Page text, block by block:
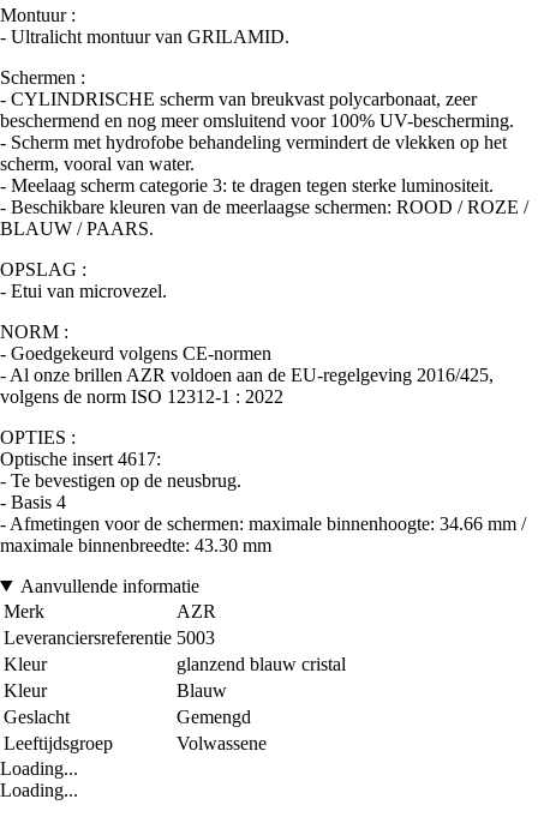
Montuur :
- Ultralicht montuur van GRILAMID.
Schermen :
- CYLINDRISCHE scherm van breukvast polycarbonaat, zeer
beschermend en nog meer omsluitend voor 100% UV-bescherming.
- Scherm met hydrofobe behandeling vermindert de vlekken op het
scherm, vooral van water.
- Meelaag scherm categorie 3: te dragen tegen sterke luminositeit.
- Beschikbare kleuren van de meerlaagse schermen: ROOD / ROZE /
BLAUW / PAARS.
OPSLAG :
- Etui van microvezel.
NORM :
- Goedgekeurd volgens CE-normen
- Al onze brillen AZR voldoen aan de EU-regelgeving 2016/425,
volgens de norm ISO 12312-1 : 2022
OPTIES :
Optische insert 4617:
- Te bevestigen op de neusbrug.
- Basis 4
- Afmetingen voor de schermen: maximale binnenhoogte: 34.66 mm /
maximale binnenbreedte: 43.30 mm
Aanvullende informatie
Merk
AZR
Leveranciersreferentie 5003
Kleur
glanzend blauw cristal
Kleur
Blauw
Geslacht
Gemengd
Leeftijdsgroep
Volwassene
Loading...
Loading...